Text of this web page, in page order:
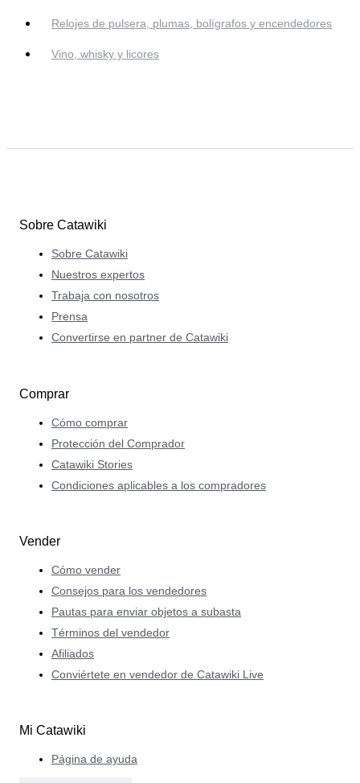
Relojes de pulsera, plumas, bolígrafos y encendedores
Vino, whisky y licores
Sobre Catawiki
Sobre Catawiki
Nuestros expertos
Trabaja con nosotros
Prensa
Convertirse en partner de Catawiki
Comprar
Cómo comprar
Protección del Comprador
Catawiki Stories
Condiciones aplicables a los compradores
Vender
Cómo vender
Consejos para los vendedores
Pautas para enviar objetos a subasta
Términos del vendedor
Afiliados
Conviértete en vendedor de Catawiki Live
Mi Catawiki
Página de ayuda